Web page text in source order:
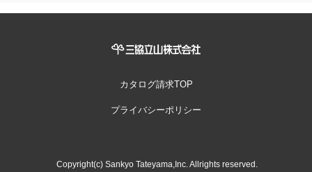
カタログ請求TOP
プライバシーポリシー
Copyright(c) Sankyo Tateyama,Inc. Allrights reserved.